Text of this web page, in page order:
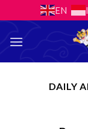
to
content
EN
DAILY